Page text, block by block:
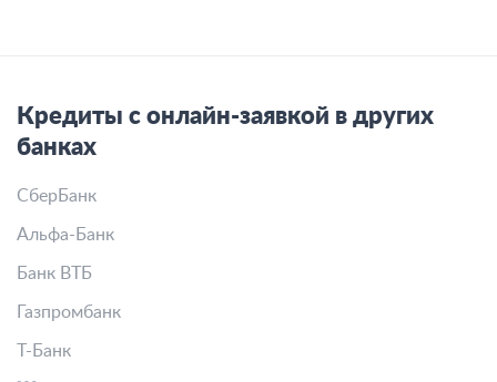
Кредиты с онлайн-заявкой в других
банках
СберБанк
Альфа-Банк
Банк ВТБ
Газпромбанк
Т-Банк